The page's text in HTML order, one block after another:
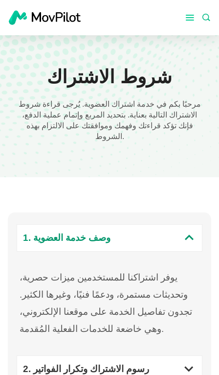
شروط الاشتراك
مرحبًا بكم في خدمة اشتراك العضوية. يُرجى قراءة شروط
الاشتراك التالية بعناية. بتحديد المربع وإتمام عملية الدفع،
فإنك تؤكد قراءتك وفهمك وموافقتك على الالتزام بهذه
الشروط.
1. وصف خدمة العضوية
يوفر اشتراكنا للمستخدمين ميزات حصرية،
وتحديثات مستمرة، ودعمًا فنيًا، وغيرها الكثير.
تجدون تفاصيل الخدمة على موقعنا الإلكتروني،
وهي خاضعة للخدمات الفعلية المُقدمة.
2. رسوم الاشتراك وتكرار الفواتير